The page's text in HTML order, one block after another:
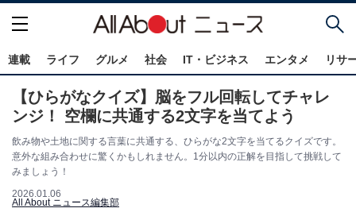
連載 ライフ グルメ 社会 IT・ビジネス エンタメ リサ
【ひらがなクイズ】脳をフル回転してチャレ
ンジ！ 空欄に共通する2文字を当てよう
飲み物や土地に関する言葉に共通する、ひらがな2文字を当てるクイズです。
意外な組み合わせに驚くかもしれません。1分以内の正解を目指して挑戦して
みましょう！
2026.01.06
All About ニュース編集部